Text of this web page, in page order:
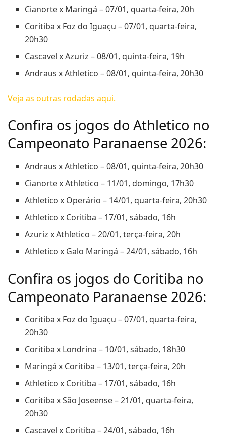
Cianorte x Maringá – 07/01, quarta-feira, 20h
Coritiba x Foz do Iguaçu – 07/01, quarta-feira,
20h30
Cascavel x Azuriz – 08/01, quinta-feira, 19h
Andraus x Athletico – 08/01, quinta-feira, 20h30
Veja as outras rodadas aqui.
Confira os jogos do Athletico no
Campeonato Paranaense 2026:
Andraus x Athletico – 08/01, quinta-feira, 20h30
Cianorte x Athletico – 11/01, domingo, 17h30
Athletico x Operário – 14/01, quarta-feira, 20h30
Athletico x Coritiba – 17/01, sábado, 16h
Azuriz x Athletico – 20/01, terça-feira, 20h
Athletico x Galo Maringá – 24/01, sábado, 16h
Confira os jogos do Coritiba no
Campeonato Paranaense 2026:
Coritiba x Foz do Iguaçu – 07/01, quarta-feira,
20h30
Coritiba x Londrina – 10/01, sábado, 18h30
Maringá x Coritiba – 13/01, terça-feira, 20h
Athletico x Coritiba – 17/01, sábado, 16h
Coritiba x São Joseense – 21/01, quarta-feira,
20h30
Cascavel x Coritiba – 24/01, sábado, 16h